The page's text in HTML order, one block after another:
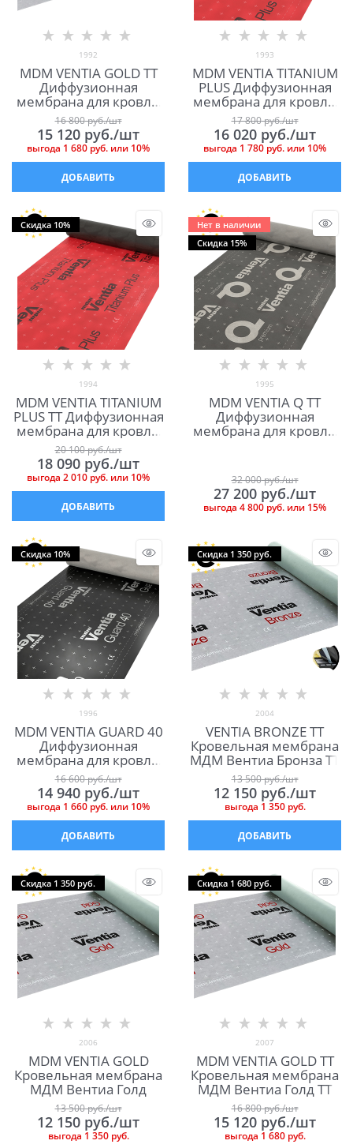
1992
MDM VENTIA GOLD TT
Диффузионная
мембрана для кровли
МДМ Вентиа Голд ТТ
16 800 руб./шт
15 120 руб./шт
выгода 1 680 руб. или 10%
ДОБАВИТЬ
1993
MDM VENTIA TITANIUM
PLUS Диффузионная
мембрана для кровли
МДМ Вентиа Титаниум
Плюс
17 800 руб./шт
16 020 руб./шт
выгода 1 780 руб. или 10%
ДОБАВИТЬ
Скидка 10%
1994
MDM VENTIA TITANIUM
PLUS ТТ Диффузионная
мембрана для кровли
МДМ Вентиа Титаниум
Плюс ТТ
20 100 руб./шт
18 090 руб./шт
выгода 2 010 руб. или 10%
ДОБАВИТЬ
Нет в наличии
Скидка 15%
1995
MDM VENTIA Q TT
Диффузионная
мембрана для кровли
32 000 руб./шт
27 200 руб./шт
выгода 4 800 руб. или 15%
Скидка 10%
1996
MDM VENTIA GUARD 40
Диффузионная
мембрана для кровли
МДМ Вентиа Гуард 40
16 600 руб./шт
14 940 руб./шт
выгода 1 660 руб. или 10%
ДОБАВИТЬ
Скидка 1 350 руб.
2004
VENTIA BRONZE TT
Кровельная мембрана
МДМ Вентиа Бронза ТТ
13 500 руб./шт
12 150 руб./шт
выгода 1 350 руб.
ДОБАВИТЬ
Скидка 1 350 руб.
2006
MDM VENTIA GOLD
Кровельная мембрана
МДМ Вентиа Голд
13 500 руб./шт
12 150 руб./шт
выгода 1 350 руб.
Скидка 1 680 руб.
2007
MDM VENTIA GOLD TT
Кровельная мембрана
МДМ Вентиа Голд ТТ
16 800 руб./шт
15 120 руб./шт
выгода 1 680 руб.